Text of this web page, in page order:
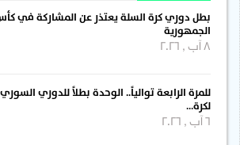
بطل دوري كرة السلة يعتذر عن المشاركة في كأس
الجمهورية
للمرة الرابعة توالياً.. الوحدة بطلاً للدوري السوري
لكرة…